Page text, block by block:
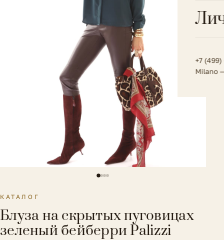
Весь
+7
Milano
КАТАЛОГ
Блуза на скрытых пуговицах
зеленый бейберри Palizzi